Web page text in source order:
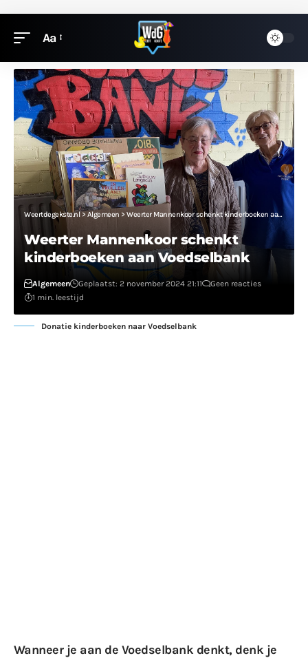
Aa
Weertdegekste.nl>Algemeen > Weerter Mannenkoor schenkt kinderboeken aan Voedselbank
Weerter Mannenkoor schenkt
kinderboeken aan Voedselbank
Algemeen Geplaatst: 2 november 2024 21:11
Geen reacties
1 min. leestijd
Donatie kinderboeken naar Voedselbank
Wanneer je aan de Voedselbank denkt, denk je